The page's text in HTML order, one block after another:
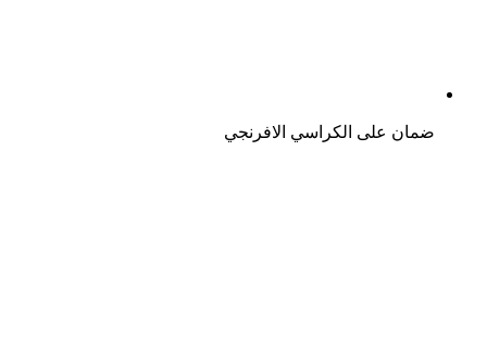
ضمان على الكراسي الافرنجي